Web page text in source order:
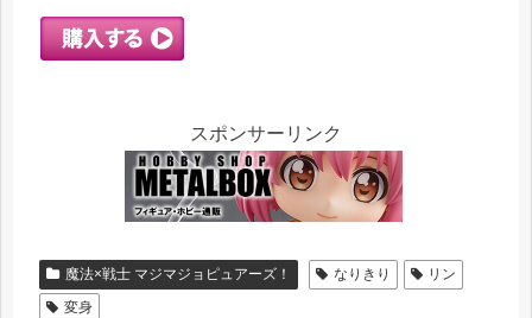
スポンサーリンク
魔法×戦士 マジマジョピュアーズ！ なりきり
リン
変身